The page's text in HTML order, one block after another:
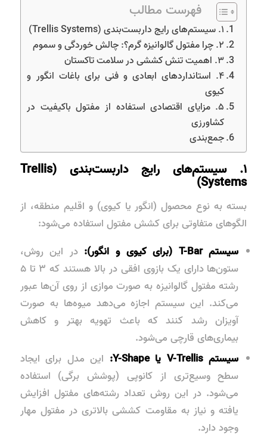
فهرست مطالب
۱. سیستم‌های رایج داربست‌بندی (Trellis Systems)
۲. چرا مفتول گالوانیزه گرم؟: چالش خوردگی و سموم
۳. اهمیت تنش کششی در سلامت تاکستان
۴. استانداردهای ابعادی و فنی برای باغات انگور و
کیوی
۵. مزایای اقتصادی استفاده از مفتول باکیفیت در
کشاورزی
جمع‌بندی
۱. سیستم‌های رایج داربست‌بندی (Trellis
Systems)
بسته به نوع محصول (انگور یا کیوی) و اقلیم منطقه، از
الگوهای متفاوتی برای کشش مفتول استفاده می‌شود:
سیستم T-Bar (برای کیوی و انگور):
در این روش،
ستون‌ها دارای یک بازوی افقی در بالا هستند که ۳ تا ۵
رشته مفتول گالوانیزه به صورت موازی از روی آن‌ها عبور
می‌کند. این سیستم اجازه می‌دهد میوه‌ها به صورت
آویزان رشد کنند که باعث تهویه بهتر و کاهش
بیماری‌های قارچی می‌شود.
سیستم V-Trellis یا Y-Shape:
این مدل برای ایجاد
سطح وسیع‌تری از کانوپی (پوشش برگی) استفاده
می‌شود. در این روش تعداد رشته‌های مفتول افزایش
یافته و نیاز به مقاومت کششی بالاتری در مفتول مهار
وجود دارد.